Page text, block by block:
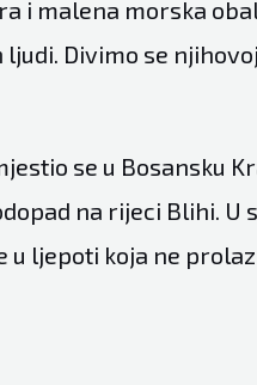
i malena morska
Divimo se
se u Bosansku
na rijeci Blihi. U
u ljepoti koja ne